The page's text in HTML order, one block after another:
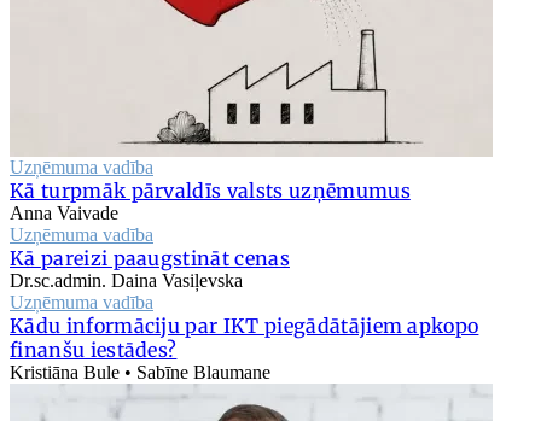
Uzņēmuma vadība
Kā turpmāk pārvaldīs valsts uzņēmumus
Anna Vaivade
Uzņēmuma vadība
Kā pareizi paaugstināt cenas
Dr.sc.admin. Daina Vasiļevska
Uzņēmuma vadība
Kādu informāciju par IKT piegādātājiem apkopo
finanšu iestādes?
Kristiāna Bule • Sabīne Blaumane